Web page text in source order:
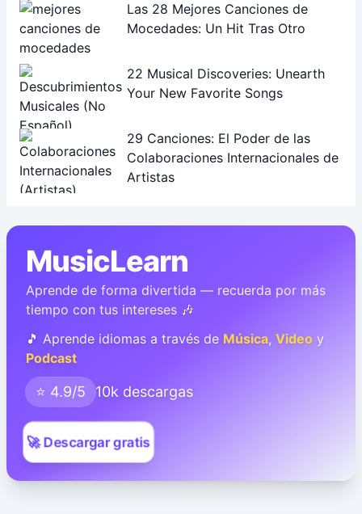
Las 28 Mejores Canciones de
Mocedades: Un Hit Tras Otro
22 Musical Discoveries: Unearth
Your New Favorite Songs
29 Canciones: El Poder de las
Colaboraciones Internacionales de
Artistas
MusicLearn
Aprende de forma divertida — recuerda por más
tiempo con tus intereses 🎶
🎵 Aprende idiomas a través de Música, Video y
Podcast
⭐ 4.9/5 10k descargas
🚀 Descargar gratis